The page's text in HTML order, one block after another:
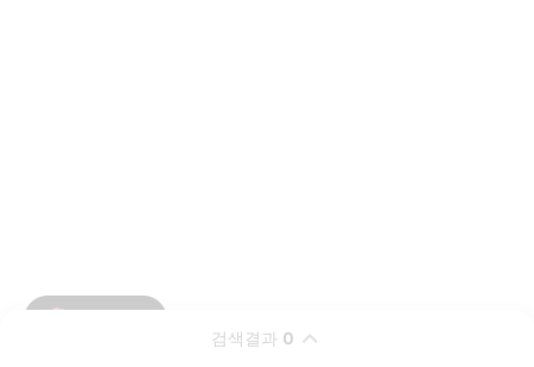
검색결과 0